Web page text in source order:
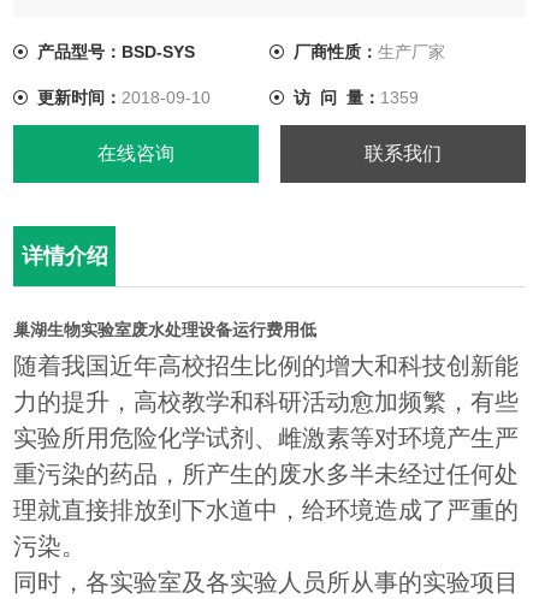
【GB8978-1996】中的一级、二级、三级标准，处理后的污水可
再利用。
产品型号：BSD-SYS 厂商性质： 生产厂家
更新时间： 2018-09-10 访 问 量： 1359
在线咨询 联系我们
详情介绍
巢湖生物实验室废水处理设备运行费用低
随着我国近年高校招生比例的增大和科技创新能
力的提升，高校教学和科研活动愈加频繁，有些
实验所用危险化学试剂、雌激素等对环境产生严
重污染的药品，所产生的废水多半未经过任何处
理就直接排放到下水道中，给环境造成了严重的
污染。
同时，各实验室及各实验人员所从事的实验项目